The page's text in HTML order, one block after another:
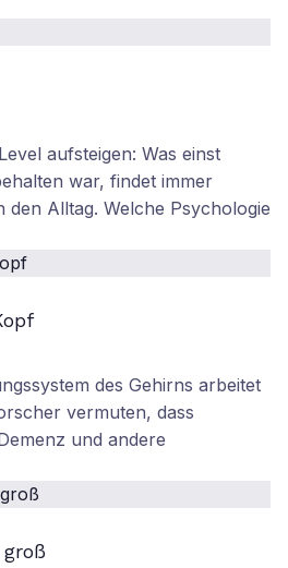
aufsteigen: Was einst
war, findet immer
den Alltag. Welche Psychologie
des Gehirns arbeitet
vermuten, dass
und andere